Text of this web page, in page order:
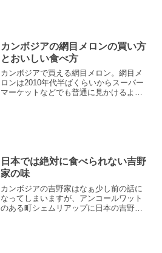
カンボジアの網目メロンの買い方
とおいしい食べ方
カンボジアで買える網目メロン。網目メ
ロンは2010年代半ばくらいからスーパー
マーケットなどでも普通に見かけるよう
日本では絶対に食べられない吉野
家の味
カンボジアの吉野家はなぁ少し前の話に
なってしまいますが、アンコールワット
のある町シェムリアップに日本の吉野家